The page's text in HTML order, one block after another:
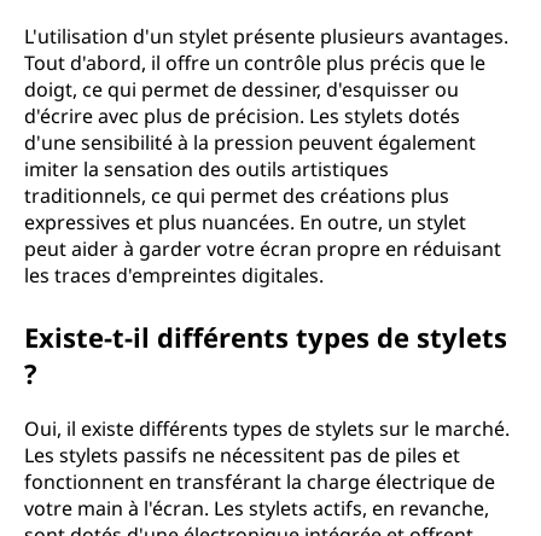
L'utilisation d'un stylet présente plusieurs avantages.
Tout d'abord, il offre un contrôle plus précis que le
doigt, ce qui permet de dessiner, d'esquisser ou
d'écrire avec plus de précision. Les stylets dotés
d'une sensibilité à la pression peuvent également
imiter la sensation des outils artistiques
traditionnels, ce qui permet des créations plus
expressives et plus nuancées. En outre, un stylet
peut aider à garder votre écran propre en réduisant
les traces d'empreintes digitales.
Existe-t-il différents types de stylets
?
Oui, il existe différents types de stylets sur le marché.
Les stylets passifs ne nécessitent pas de piles et
fonctionnent en transférant la charge électrique de
votre main à l'écran. Les stylets actifs, en revanche,